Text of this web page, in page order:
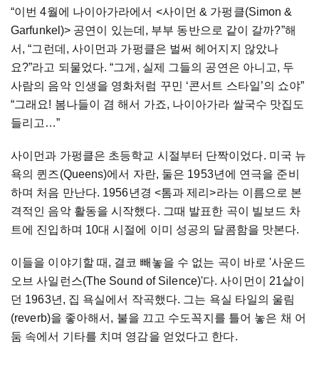
“이번 4월에 나이아가라에서 <사이먼 & 가펑클(Simon &
Garfunkel)> 공연이 있는데 , 부부 동반으로 같이 갈까?”해
서 , “그런데 , 사이먼과 가펑클은 벌써 헤어지지
않았나
요?”라고 되물었다. “그게 , 실제 그들의 공연은 아니고, 두
사람의 음악 인생을 영화처럼 꾸민 ‘콘서트 스타일’의 쇼야”
“그래요! 봄나들이 겸 해서 가죠, 나이아가라 쌀국수 맛집도
들리고 …”
사이먼과 가펑클은 초등학교 시절부터 단짝이었다. 미국 뉴
욕의 퀸즈(Queens)에서 자란, 둘은 1953년에 연극을 준비
하며 처음 만난다. 1956년경 <톰과 제리>라는 이름으로 본
격적인 음악 활동을 시작했다. 그때 발표한 곡이 빌보드 차
트에 진입하며 10대 시절에 이미 성공의 달콤함을 맛본다.
이들을 이야기할 때 , 결코 빼놓을 수 없는 곡이 바로 '사운드
오브 사일런스(The Sound of Silence)'다.사이먼이 21살이
던 1963년 , 집 욕실에서 작곡했다. 그는 욕실 타일의 울림
(reverb)을 좋아해서 , 불을 끄고 수도꼭지를 틀어 놓은 채 어
둠 속에서 기타를 치며 영감을 얻었다고 한다.